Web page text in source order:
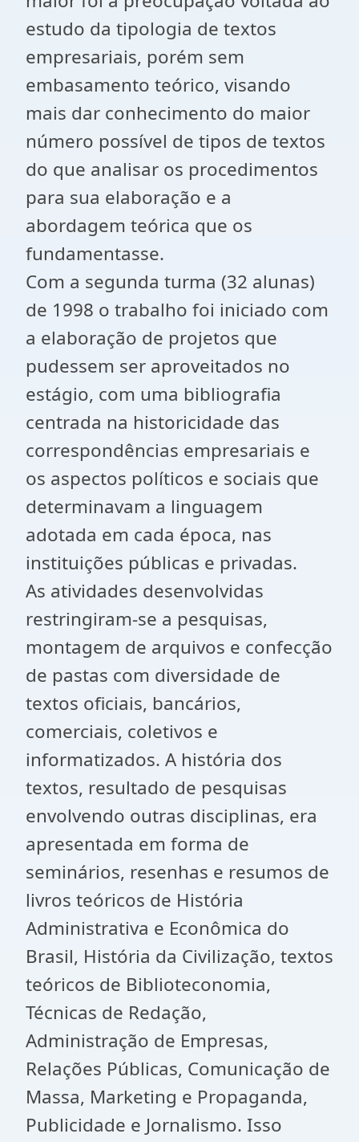
estudo da tipologia de textos
empresariais, porém sem
embasamento teórico, visando
mais dar conhecimento do maior
número possível de tipos de textos
do que analisar os procedimentos
para sua elaboração e a
abordagem teórica que os
fundamentasse.
Com a segunda turma (32 alunas)
de 1998 o trabalho foi iniciado com
a elaboração de projetos que
pudessem ser aproveitados no
estágio, com uma bibliografia
centrada na historicidade das
correspondências empresariais e
os aspectos políticos e sociais que
determinavam a linguagem
adotada em cada época, nas
instituições públicas e privadas.
As atividades desenvolvidas
restringiram-se a pesquisas,
montagem de arquivos e confecção
de pastas com diversidade de
textos oficiais, bancários,
comerciais, coletivos e
informatizados. A história dos
textos, resultado de pesquisas
envolvendo outras disciplinas, era
apresentada em forma de
seminários, resenhas e resumos de
livros teóricos de História
Administrativa e Econômica do
Brasil, História da Civilização, textos
teóricos de Biblioteconomia,
Técnicas de Redação,
Administração de Empresas,
Relações Públicas, Comunicação de
Massa, Marketing e Propaganda,
Publicidade e Jornalismo. Isso